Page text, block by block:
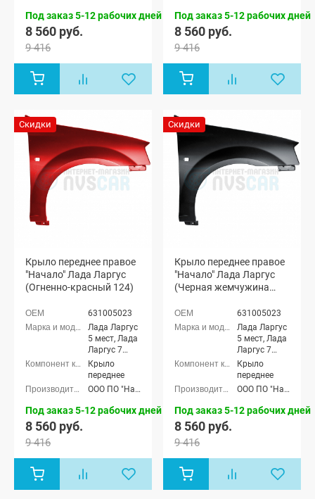
Под заказ 5-12 рабочих дней
8 560 руб.
9 416
Под заказ 5-12 рабочих дней
8 560 руб.
9 416
Скидки
Крыло переднее правое
"Начало" Лада Ларгус
(Огненно-красный 124)
631005023
Лада Ларгус
5 мест, Лада
Ларгус 7
мест
Крыло
переднее
ООО ПО "Начало"
Под заказ 5-12 рабочих дней
8 560 руб.
9 416
Скидки
Крыло переднее правое
"Начало" Лада Ларгус
(Черная жемчужина
631005023
Лада Ларгус
5 мест, Лада
Ларгус 7
мест
Крыло
переднее
ООО ПО "Начало"
Под заказ 5-12 рабочих дней
8 560 руб.
9 416